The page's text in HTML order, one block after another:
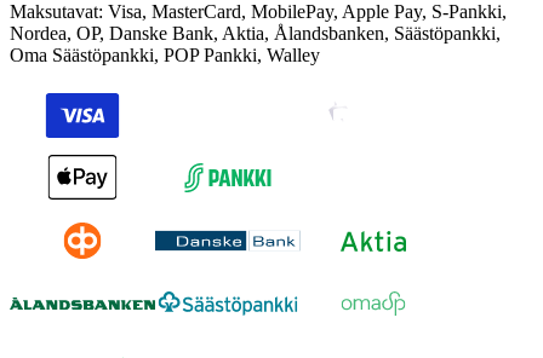
Maksutavat: Visa, MasterCard, MobilePay, Apple Pay, S-Pankki,
Nordea, OP, Danske Bank, Aktia, Ålandsbanken, Säästöpankki,
Oma Säästöpankki, POP Pankki, Walley